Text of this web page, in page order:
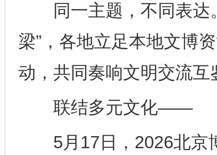
同一主题，不同表达
梁”，各地立足本地文博
动，共同奏响文明交流互
联结多元文化——
5月17日，2026北京